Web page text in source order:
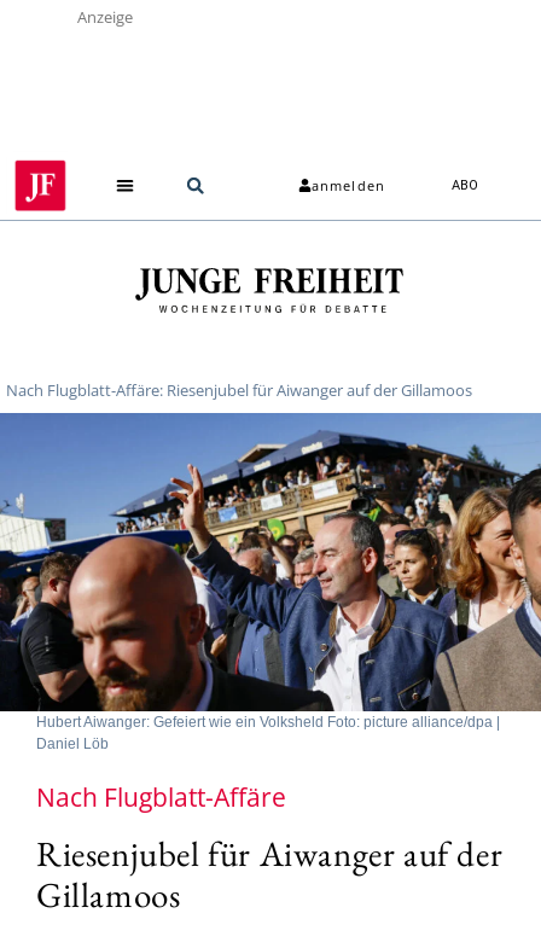
Anzeige
anmelden ABO
Nach Flugblatt-Affäre: Riesenjubel für Aiwanger auf der Gillamoos
Hubert Aiwanger: Gefeiert wie ein Volksheld Foto: picture alliance/dpa |
Daniel Löb
Nach Flugblatt-Affäre
Riesenjubel für Aiwanger auf der
Gillamoos